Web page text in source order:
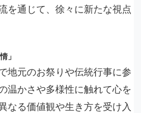
を通じて、徐々に新たな視点
」
地元のお祭りや伝統行事に参
温かさや多様性に触れて心を
なる価値観や生き方を受け入